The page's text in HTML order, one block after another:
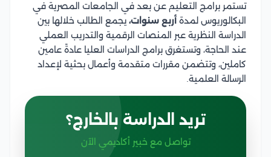
تستمر برامج التعليم عن بعد في الجامعات المصرية في
البكالوريوس لمدة أربع سنوات، يجمع الطالب خلالها بين
الدراسة النظرية عبر المنصات الرقمية والتدريب العملي
عند الحاجة، وتستغرق برامج الدراسات العليا عادةً عامين
كاملين، وتتضمن مقررات متقدمة وأعمال بحثية لإعداد
الرسالة العلمية.
تريد الدراسة بالخارج؟
تواصل مع خبير أكاديمي الآن